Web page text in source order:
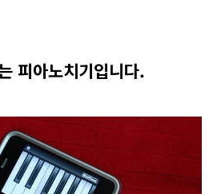
피아노치기입니다.